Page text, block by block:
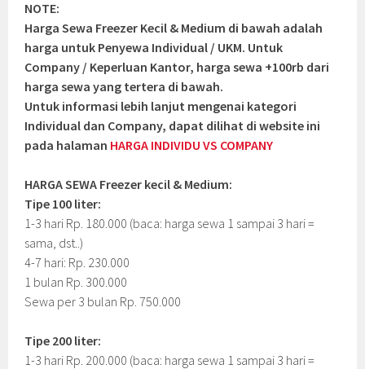
NOTE:
Harga Sewa Freezer Kecil & Medium di bawah adalah
harga untuk Penyewa Individual / UKM. Untuk
Company / Keperluan Kantor, harga sewa +100rb dari
harga sewa yang tertera di bawah.
Untuk informasi lebih lanjut mengenai kategori
Individual dan Company, dapat dilihat di website ini
pada halaman HARGA INDIVIDU VS COMPANY
HARGA SEWA Freezer kecil & Medium:
Tipe 100 liter:
1-3 hari Rp. 180.000 (baca: harga sewa 1 sampai 3 hari =
sama, dst..)
4-7 hari: Rp. 230.000
1 bulan Rp. 300.000
Sewa per 3 bulan Rp. 750.000
Tipe 200 liter:
1-3 hari Rp. 200.000 (baca: harga sewa 1 sampai 3 hari =